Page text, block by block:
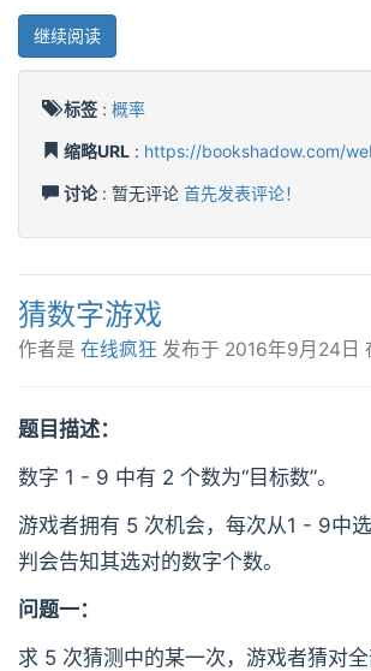
继续阅读
标签 : 概率
缩略URL : https://bookshadow.com/
讨论: 暂无评论 首先发表评论！
猜数字游戏
作者是 在线疯狂 发布于 2016年9月24日
题目描述：
数字 1 - 9 中有 2 个数为“目标数”。
游戏者拥有 5 次机会，每次从1 - 9中
判会告知其选对的数字个数。
问题一：
求 5 次猜测中的某一次，游戏者猜对